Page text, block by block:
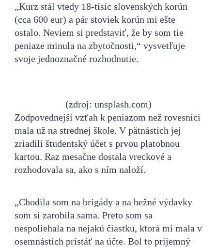
„Kurz stál vtedy 18-tisíc slovenských korún
(cca 600 eur) a pár stoviek korún mi ešte
ostalo. Neviem si predstaviť, že by som tie
peniaze minula na zbytočnosti,“ vysvetľuje
svoje jednoznačné rozhodnutie.
(zdroj: unsplash.com)
Zodpovednejší vzťah k peniazom než rovesníci
mala už na strednej škole. V pätnástich jej
zriadili študentský účet s prvou platobnou
kartou. Raz mesačne dostala vreckové a
rozhodovala sa, ako s ním naloží.
„Chodila som na brigády a na bežné výdavky
som si zarobila sama. Preto som sa
nespoliehala na nejakú čiastku, ktorá mi mala v
osemnástich pristáť na účte. Bol to príjemný